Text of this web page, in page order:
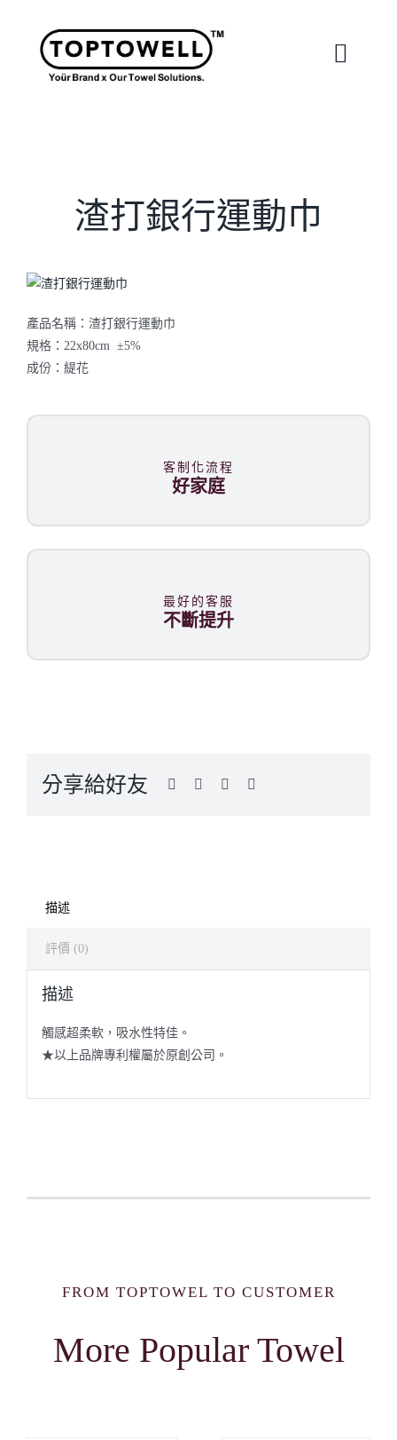
Toggle
關於我們
渣打銀行運動巾
產品名稱：渣打銀行運動巾
規格：22x80cm ±5%
成份：緹花
客制化流程
好家庭
最好的客服
不斷提升
分享給好友
描述
評價 (0)
描述
觸感超柔軟，吸水性特佳。
★以上品牌專利權屬於原創公司。
FROM TOPTOWEL TO CUSTOMER
More Popular Towel